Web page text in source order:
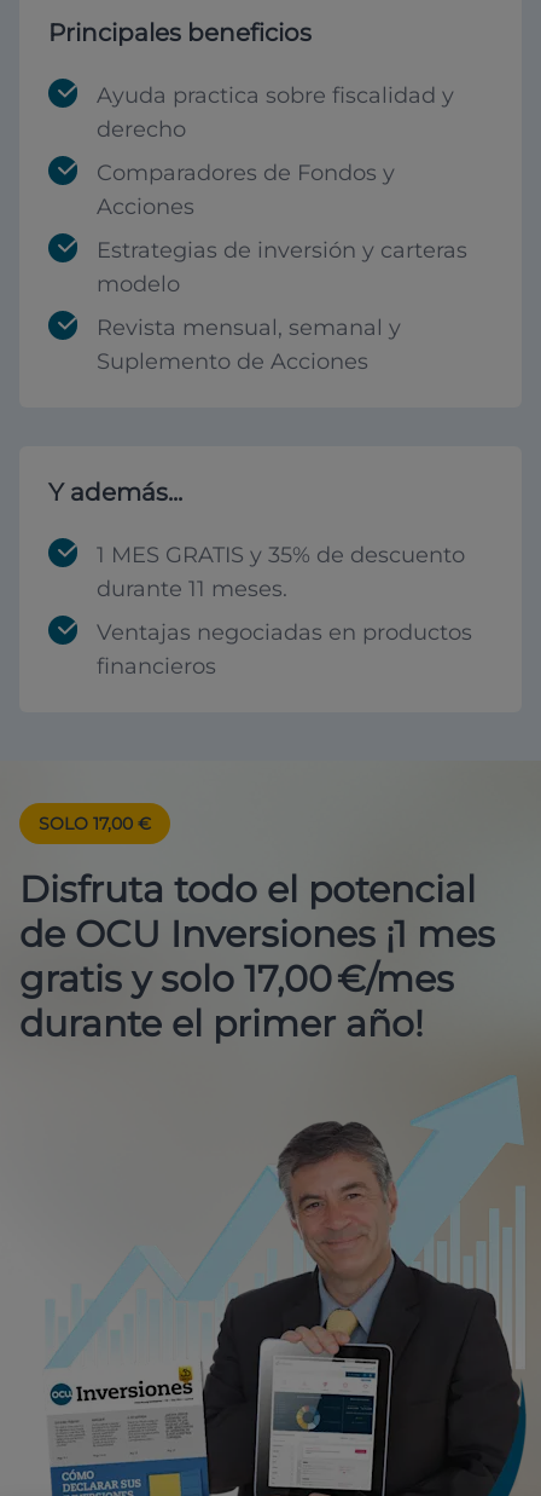
Principales beneficios
Ayuda practica sobre fiscalidad y
derecho
Comparadores de Fondos y
Acciones
Estrategias de inversión y carteras
modelo
Revista mensual, semanal y
Suplemento de Acciones
Y además...
1 MES GRATIS y 35% de descuento
durante 11 meses.
Ventajas negociadas en productos
financieros
SOLO 17,00 €
Disfruta todo el potencial
de OCU Inversiones ¡1 mes
gratis y solo 17,00 €/mes
durante el primer año!